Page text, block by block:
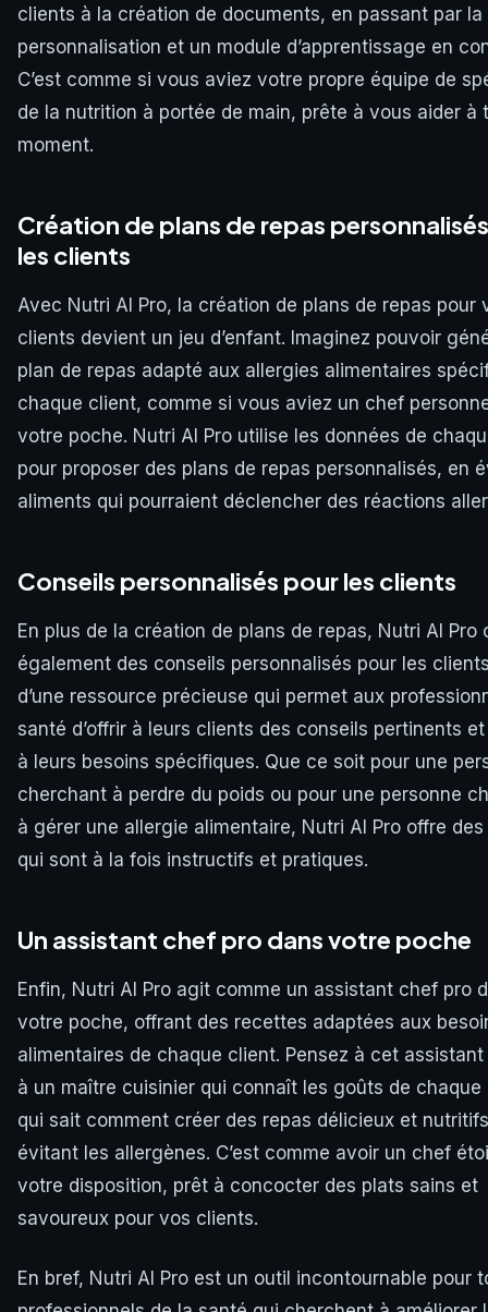
clients à la création de documents, en passant par la
personnalisation et un module d’apprentissage en
C’est comme si vous aviez votre propre équipe de
de la nutrition à portée de main, prête à vous aider à
moment.
Création de plans de repas
les clients
Avec Nutri AI Pro, la création de plans de repas pour
clients devient un jeu d’enfant. Imaginez pouvoir
plan de repas adapté aux allergies alimentaires
chaque client, comme si vous aviez un chef
votre poche. Nutri AI Pro utilise les données de
pour proposer des plans de repas personnalisés, en
aliments qui pourraient déclencher des réactions
Conseils personnalisés pour les clients
En plus de la création de plans de repas, Nutri AI Pro
également des conseils personnalisés pour les
d’une ressource précieuse qui permet aux
santé d’offrir à leurs clients des conseils pertinents
à leurs besoins spécifiques. Que ce soit pour une
cherchant à perdre du poids ou pour une personne
à gérer une allergie alimentaire, Nutri AI Pro offre
qui sont à la fois instructifs et pratiques.
Un assistant chef pro dans votre poche
Enfin, Nutri AI Pro agit comme un assistant chef pro
votre poche, offrant des recettes adaptées aux
alimentaires de chaque client. Pensez à cet
à un maître cuisinier qui connaît les goûts de
qui sait comment créer des repas délicieux et
évitant les allergènes. C’est comme avoir un chef
votre disposition, prêt à concocter des plats sains et
savoureux pour vos clients.
En bref, Nutri AI Pro est un outil incontournable pour